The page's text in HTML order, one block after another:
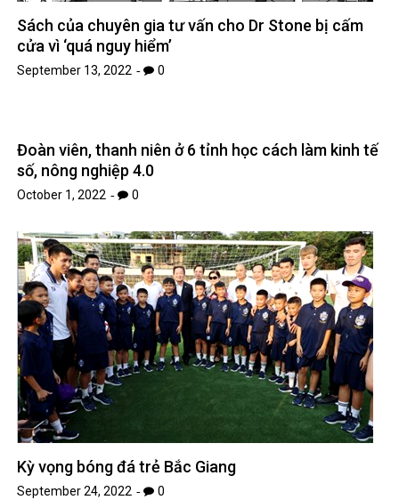
Sách của chuyên gia tư vấn cho Dr Stone bị cấm
cửa vì ‘quá nguy hiểm’
September 13, 2022 0
Đoàn viên, thanh niên ở 6 tỉnh học cách làm kinh tế
số, nông nghiệp 4.0
October 1, 2022 0
Kỳ vọng bóng đá trẻ Bắc Giang
September 24, 2022 0